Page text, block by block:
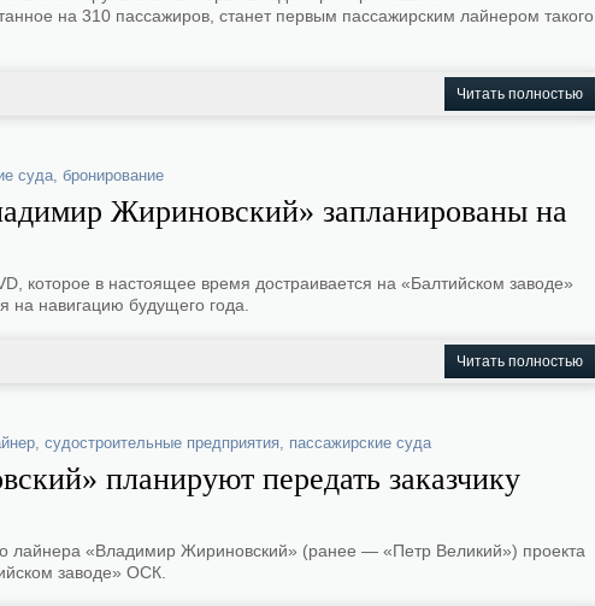
на 310 пассажиров, станет первым пассажирским лайнером такого
Читать полностью
суда, бронирование
Жириновский» запланированы на
которое в настоящее время достраивается на «Балтийском заводе»
навигацию будущего года.
Читать полностью
, судостроительные предприятия, пассажирские суда
планируют передать заказчику
лайнера «Владимир Жириновский» (ранее — «Петр Великий») проекта
заводе» ОСК.